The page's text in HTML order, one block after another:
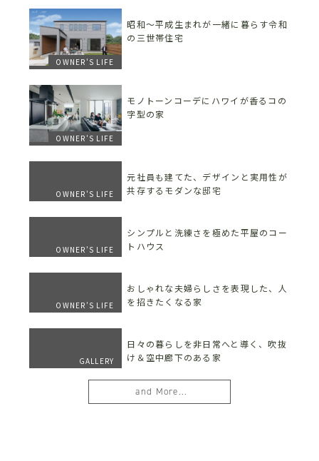
OWNER'S LIFE
昭和〜平成生まれが一緒に暮らす令和
の三世帯住宅
OWNER'S LIFE
モノトーンコーデにハワイが香るコの
字型の家
OWNER'S LIFE
元社員も建てた、デザインと実用性が
共存するモダンな邸宅
OWNER'S LIFE
シンプルと洗練さを極めた平屋のコー
トハウス
OWNER'S LIFE
おしゃれな夫婦らしさを表現した、人
を招きたくなる家
GALLERY
日々の暮らしを非日常へと導く、吹抜
け＆空中廊下のある家
and More...